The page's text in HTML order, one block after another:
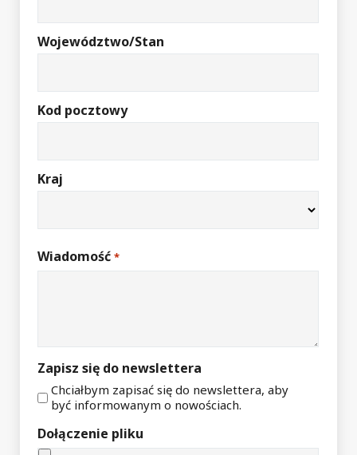
Województwo/Stan
Kod pocztowy
Kraj
Wiadomość *
Zapisz się do newslettera
Chciałbym zapisać się do newslettera, aby
być informowanym o nowościach.
Dołączenie pliku